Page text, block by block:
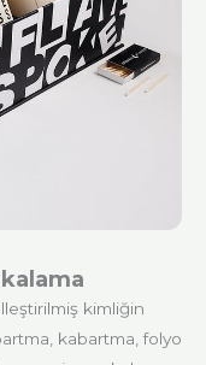
kimliğin
kabartma, folyo